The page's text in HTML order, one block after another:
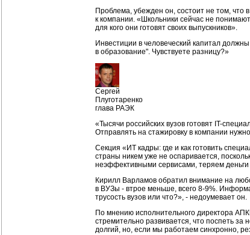
Проблема, убежден он, состоит не том, что
к компании. «Школьники сейчас не
для кого они готовят своих выпускников».
Инвестиции в человеческий капитал
в образование". Чувствуете разницу?»
Сергей
Плуготаренко
глава РАЭК
«Тысячи российских вузов готовят IT-
Отправлять на стажировку в компании
Секция «ИТ кадры: где и как готовить
страны никем уже не оспаривается,
неэффективными сервисами, теряем
Кирилл Варламов обратил внимание на
в ВУЗы - втрое меньше, всего 8-9%.
трусость вузов или что?», - недоумевает он.
По мнению исполнительного директора
стремительно развивается, что поспеть
долгий, но, если мы работаем синхронно,